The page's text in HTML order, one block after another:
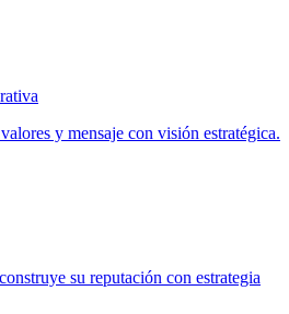
y mensaje con visión estratégica.
su reputación con estrategia